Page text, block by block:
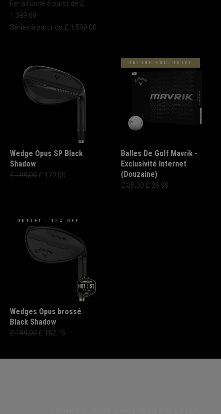
Fer à l'unité à partir de £
1.399,00
Séries à partir de £ 1.599,00
Wedge Opus SP Black
Shadow
£ 199,00 £ 179,00
ONLINE EXCLUSIVE
Balles De Golf Mavrik -
Exclusivité Internet
(Douzaine)
£ 35,00 £ 26,99
OUTLET - 15% OFF
Wedges Opus brossé
Black Shadow
£ 199,00 £ 152,15